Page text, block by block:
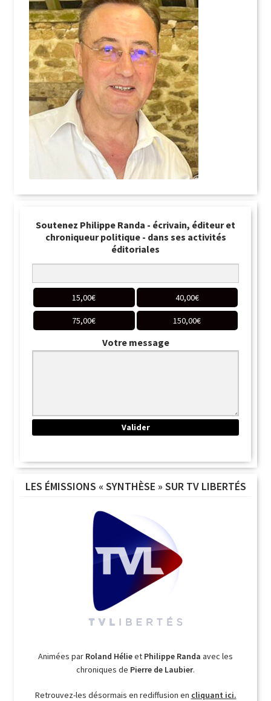
Soutenez Philippe Randa - écrivain, éditeur et
chroniqueur politique - dans ses activités
éditoriales
15,00€ 40,00€
75,00€ 150,00€
Votre message
LES ÉMISSIONS « SYNTHÈSE » SUR TV LIBERTÉS
Animées par Roland Hélieet Philippe Randa avec les
chroniques de Pierre de Laubier.
Retrouvez-les désormais en rediffusion en cliquant ici.